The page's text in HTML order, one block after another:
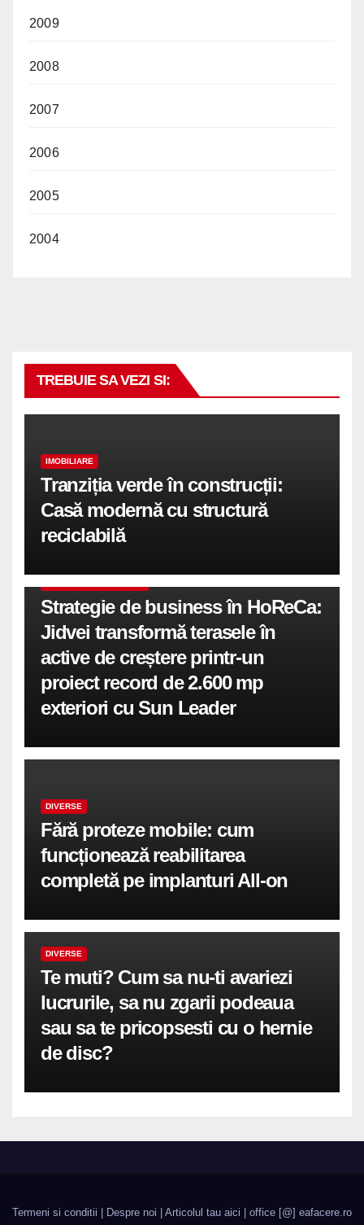
2009
2008
2007
2006
2005
2004
TREBUIE SA VEZI SI:
IMOBILIARE
Tranziția verde în construcții:
Casă modernă cu structură
reciclabilă
Strategie de business în HoReCa:
Jidvei transformă terasele în
active de creștere printr-un
proiect record de 2.600 mp
exteriori cu Sun Leader
DIVERSE
Fără proteze mobile: cum
funcționează reabilitarea
completă pe implanturi All-on
DIVERSE
Te muti? Cum sa nu-ti avariezi
lucrurile, sa nu zgarii podeaua
sau sa te pricopsesti cu o hernie
de disc?
Termeni si conditii Despre noi Articolul tau aici | office [@] eafacere.ro